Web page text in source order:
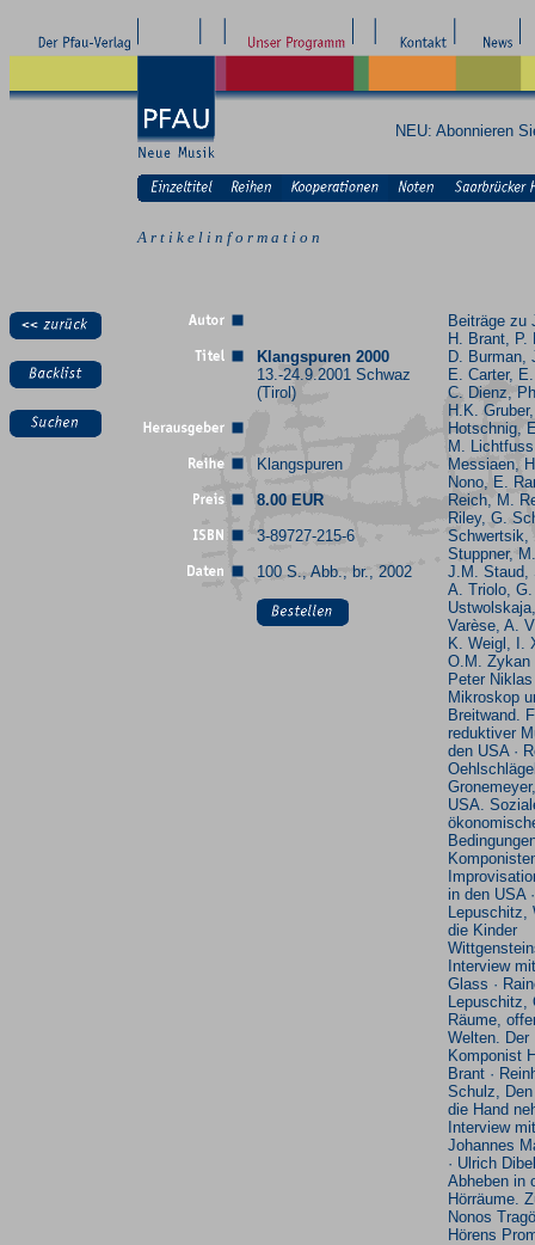
NEU: Abonnieren
A r t i k e l i n f o r m a t i o n
Klangspuren 2000
13.-24.9.2001 Schwaz
(Tirol)
Klangspuren
8.00 EUR
3-89727-215-6
100 S., Abb., br., 2002
Beiträge zu
H. Brant, P.
D. Burman,
E. Carter,
C. Dienz,
H.K.
Hotschnig,
M.
Messiaen,
Nono, E.
Reich, M.
Riley, G.
Schwertsik,
Stuppner,
J.M. Staud,
A. Triolo, G.
Varèse, A.
K. Weigl, I.
O.M.
Peter
Mikroskop
Breitwand.
reduktiver
den USA ·
USA.
in den USA
Lepuschitz,
die Kinder
Interview
Glass ·
Lepuschitz,
Räume,
Welten. Der
Komponist
Brant ·
Schulz,
die Hand
Interview mit
Johannes
· Ulrich
Abheben in
Hörräume.
Nonos
Hörens